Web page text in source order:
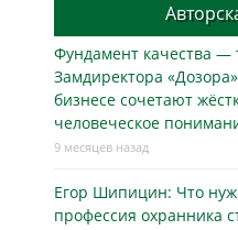
Фундамент качества —
Замдиректора
бизнесe сочетают
человеческое
9 месяцев назад
Егор Шипицин: Что
профессия охранника